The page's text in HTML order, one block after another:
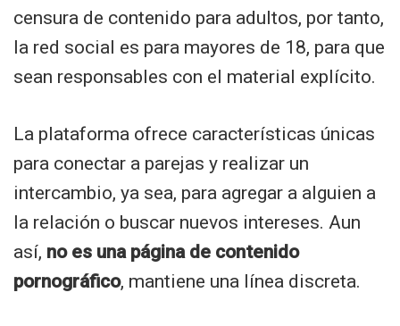
censura de contenido para adultos, por tanto,
la red social es para mayores de 18, para que
sean responsables con el material explícito.
La plataforma ofrece características únicas
para conectar a parejas y realizar un
intercambio, ya sea, para agregar a alguien a
la relación o buscar nuevos intereses. Aun
así, no es una página de contenido
pornográfico, mantiene una línea discreta.